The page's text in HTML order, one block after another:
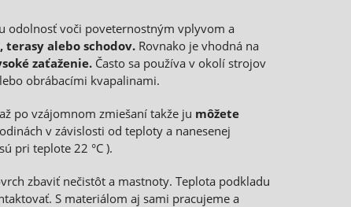
odolnosť voči poveternostným vplyvom a
terasy alebo schodov. Rovnako je vhodná na
zaťaženie. Často sa používa v okolí strojov
obrábacími kvapalinami.
po vzájomnom zmiešaní takže ju môžete
v závislosti od teploty a nanesenej
pri teplote 22 °C ).
zbaviť nečistôt a mastnoty. Teplota podkladu
S materiálom aj sami pracujeme a